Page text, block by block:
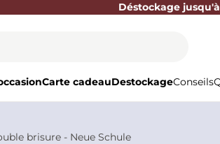
Déstockage
Carte cadeauDestockageConseils
brisure - Neue Schule